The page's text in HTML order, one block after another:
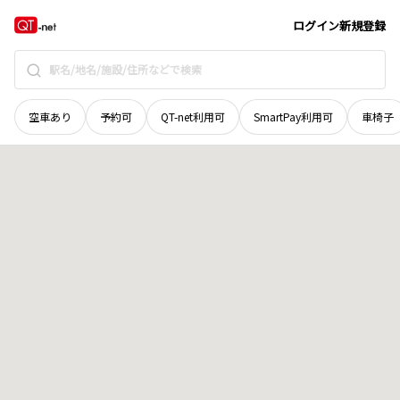
ログイン新規登録
空車あり 予約可 QT-net利用可 SmartPay利用可 車椅子
奈良県